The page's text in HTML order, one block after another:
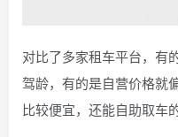
对比了多家租车平台，有
驾龄，有的是自营价格就
比较便宜，还能自助取车